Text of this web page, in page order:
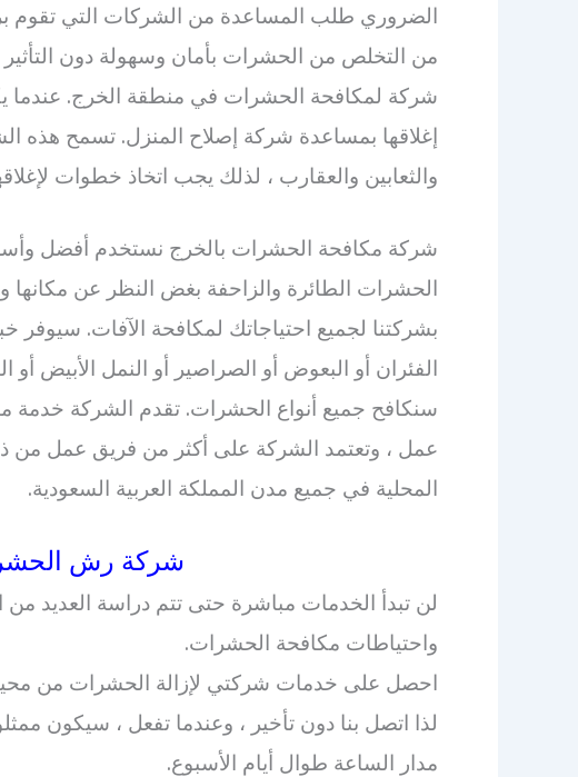
الضروري طلب المساعدة من الشركات التي تقوم
من التخلص من الحشرات بأمان وسهولة دون
شركة لمكافحة الحشرات في منطقة الخرج.
إغلاقها بمساعدة شركة إصلاح المنزل. تسمح هذه
والثعابين والعقارب ، لذلك يجب اتخاذ خطوات
شركة مكافحة الحشرات بالخرج نستخدم أفضل
الحشرات الطائرة والزاحفة بغض النظر عن
بشركتنا لجميع احتياجاتك لمكافحة الآفات. سيوفر
الفئران أو البعوض أو الصراصير أو النمل الأبيض أو
سنكافح جميع أنواع الحشرات. تقدم الشركة خدمة
عمل ، وتعتمد الشركة على أكثر من فريق عمل من
المحلية في جميع مدن المملكة العربية السعودية.
شركة رش
لن تبدأ الخدمات مباشرة حتى تتم دراسة العديد
واحتياطات مكافحة الحشرات.
احصل على خدمات شركتي لإزالة الحشرات من
لذا اتصل بنا دون تأخير ، وعندما تفعل ، سيكون
مدار الساعة طوال أيام الأسبوع.